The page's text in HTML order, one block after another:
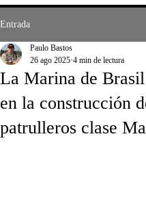
Entrada
La Marina de
en la construcción
patrulleros clase
Paulo Bastos
26 ago 2025 4 min de lectura